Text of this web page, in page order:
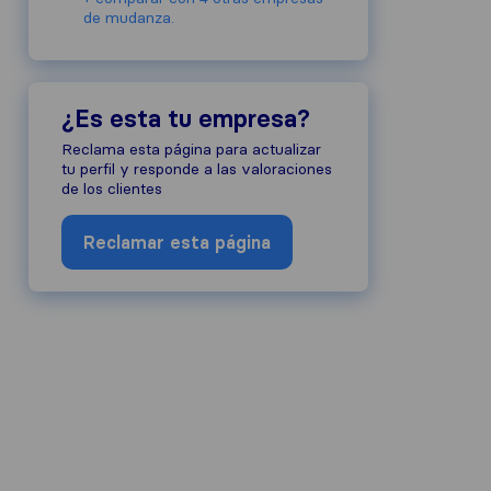
de mudanza.
¿Es esta tu empresa?
Reclama esta página para actualizar
tu perfil y responde a las valoraciones
de los clientes
Reclamar esta página